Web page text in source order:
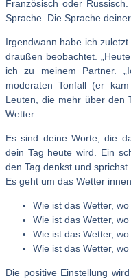
Französisch oder
Sprache. Die Sprache
Irgendwann habe ich
draußen beobachtet.
ich zu meinem Partner.
moderaten Tonfall (er
Leuten, die mehr über den
Wetter
Es sind deine Worte, die
dein Tag heute wird. Ein
den Tag denkst und
Es geht um das Wetter
Wie ist das Wetter,
Wie ist das Wetter,
Wie ist das Wetter,
Wie ist das Wetter,
Die positive Einstellung